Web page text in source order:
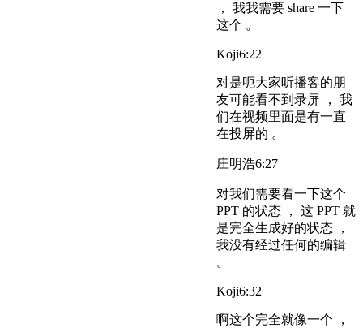
， 我我需要 share 一下
这个 。
Koji6:22
对是呃大家听播客的朋
友可能看不到录屏 ， 我
们在视频里面是有一直
在投屏的 。
庄明浩6:27
对我们需要看一下这个
PPT 的状态 ， 这 PPT 就
是完全生成好的状态 ，
我没有经过任何的编辑
。
Koji6:32
啊这个完全就像一个 ，